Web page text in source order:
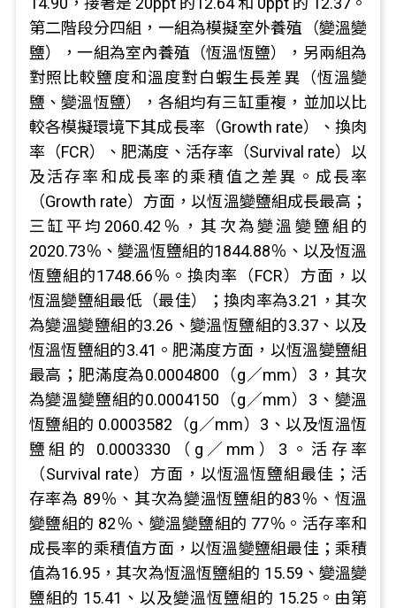
第二階段分四組，一組為模擬室外養殖（變溫變
鹽），一組為室內養殖（恆溫恆鹽），另兩組為
對照比較鹽度和溫度對白蝦生長差異（恆溫變
鹽、變溫恆鹽），各組均有三缸重複，並加以比
較各模擬環境下其成長率（Growth rate）、換肉
率（FCR）、肥滿度、活存率（Survival rate）以
及活存率和成長率的乘積值之差異。成長率
（Growth rate）方面，以恆溫變鹽組成長最高；
三缸平均2060.42％，其次為變溫變鹽組的
2020.73％、變溫恆鹽組的1844.88％、以及恆溫
恆鹽組的1748.66％。換肉率（FCR）方面，以
恆溫變鹽組最低（最佳）；換肉率為3.21，其次
為變溫變鹽組的3.26、變溫恆鹽組的3.37、以及
恆溫恆鹽組的3.41。肥滿度方面，以恆溫變鹽組
最高；肥滿度為0.0004800（g／mm）3，其次
為變溫變鹽組的0.0004150（g／mm）3、變溫
恆鹽組的 0.0003582（g／mm）3、以及恆溫恆
鹽組的 0.0003330（g／mm）3。活存率
（Survival rate）方面，以恆溫恆鹽組最佳；活
存率為 89％、其次為變溫恆鹽組的83％、恆溫
變鹽組的 82％、變溫變鹽組的 77％。活存率和
成長率的乘積值方面，以恆溫變鹽組最佳；乘積
值為16.95，其次為恆溫恆鹽組的 15.59、變溫變
鹽組的 15.41、以及變溫恆鹽組的 15.25。由第